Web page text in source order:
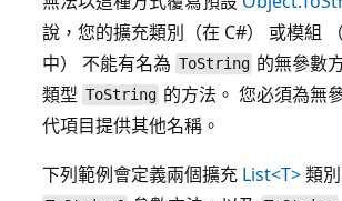
說，您的擴充類別（在 C#） 或模組
中） 不能有名為 ToString 的無參數
類型 ToString 的方法。 您必須為無
代項目提供其他名稱。
下列範例會定義兩個擴充 List<T>類